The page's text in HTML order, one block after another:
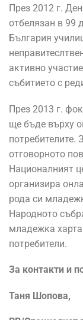
През 2012 г.
отбелязан в 99
България
активно
събитието с
През 2013 г.
ще бъде върху
потребителите.
отговорното
Националният
организира
рода си
Народното
младежка
потребители.
За контакти и
Таня Шопова,